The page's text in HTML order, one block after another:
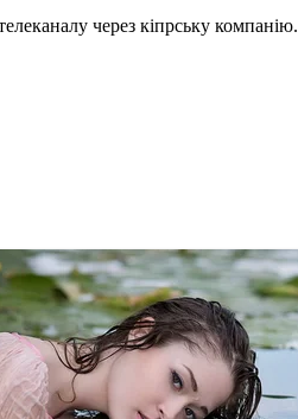
через кіпрську компанію.